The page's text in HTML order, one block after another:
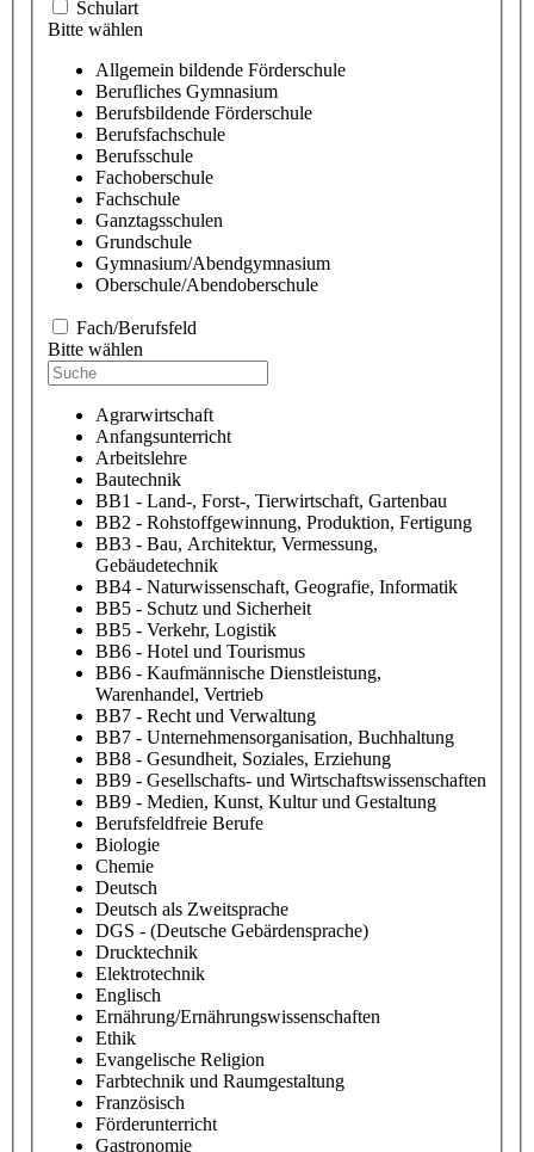
Schulart
Bitte wählen
Allgemein bildende Förderschule
Berufliches Gymnasium
Berufsbildende Förderschule
Berufsfachschule
Berufsschule
Fachoberschule
Fachschule
Ganztagsschulen
Grundschule
Gymnasium/Abendgymnasium
Oberschule/Abendoberschule
Fach/Berufsfeld
Bitte wählen
Agrarwirtschaft
Anfangsunterricht
Arbeitslehre
Bautechnik
BB1 - Land-, Forst-, Tierwirtschaft, Gartenbau
BB2 - Rohstoffgewinnung, Produktion, Fertigung
BB3 - Bau, Architektur, Vermessung,
Gebäudetechnik
BB4 - Naturwissenschaft, Geografie, Informatik
BB5 - Schutz und Sicherheit
BB5 - Verkehr, Logistik
BB6 - Hotel und Tourismus
BB6 - Kaufmännische Dienstleistung,
Warenhandel, Vertrieb
BB7 - Recht und Verwaltung
BB7 - Unternehmensorganisation, Buchhaltung
BB8 - Gesundheit, Soziales, Erziehung
BB9 - Gesellschafts- und Wirtschaftswissenschaften
BB9 - Medien, Kunst, Kultur und Gestaltung
Berufsfeldfreie Berufe
Biologie
Chemie
Deutsch
Deutsch als Zweitsprache
DGS - (Deutsche Gebärdensprache)
Drucktechnik
Elektrotechnik
Englisch
Ernährung/Ernährungswissenschaften
Ethik
Evangelische Religion
Farbtechnik und Raumgestaltung
Französisch
Förderunterricht
Gastronomie